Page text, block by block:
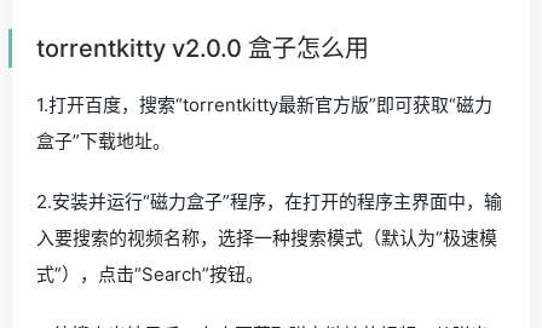
torrentkitty v2.0.0 盒子怎么用
1.打开百度，搜索“torrentkitty最新官方版”即可获取“磁力
盒子”下载地址。
2.安装并运行“磁力盒子”程序，在打开的程序主界面中，输
入要搜索的视频名称，选择一种搜索模式（默认为“极速模
式”），点击“Search”按钮。